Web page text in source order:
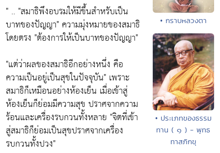
" .. "สมาธิพึงอบรมให้มีขึ้นสำหรับเป็น
บาทของปัญญา"ความมุ่งหมายของสมาธิ
โดยตรง "ต้องการให้เป็นบาทของปัญญา"
"แต่ว่าผลของสมาธิอีกอย่างหนึ่ง คือ
ความเป็นอยู่เป็นสุขในปัจจุบัน" เพราะ
สมาธิก็เหมือนอย่างห้องเย็น เมื่อเข้าสู่
ห้องเย็นก็ย่อมมีความสุข ปราศจากความ
ร้อนและเครื่องรบกวนทั้งหลาย "จิตที่เข้า
สู่สมาธิก็ย่อมเป็นสุขปราศจากเครื่อง
รบกวนทั้งปวง"
• กราบหลวงตา
• ประเภทของธรรม
ทาน ( ๑ ) - พุทธ
ทาสภิกขุ